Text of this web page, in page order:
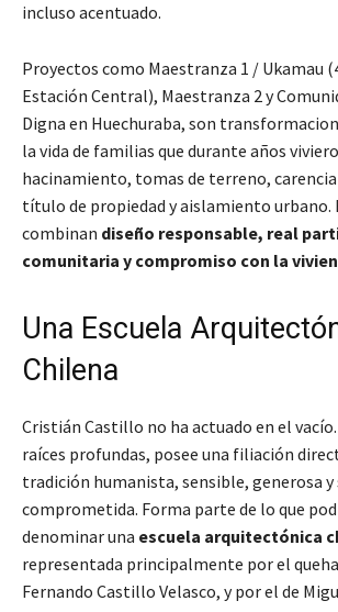
incluso acentuado.
Proyectos como Maestranza 1 / Ukamau
Estación Central), Maestranza 2 y
Digna en Huechuraba, son
la vida de familias que durante años
hacinamiento, tomas de terreno, carencia
título de propiedad y aislamiento urbano.
combinan diseño responsable, real
comunitaria y compromiso con la
Una Escuela
Chilena
Cristián Castillo no ha actuado en el
raíces profundas, posee una filiación
tradición humanista, sensible, generosa
comprometida. Forma parte de lo que
denominar una escuela arquitectónica
representada principalmente por el
Fernando Castillo Velasco, y por el de